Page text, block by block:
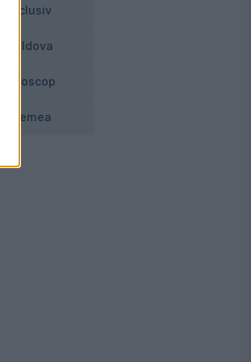
Exclusiv
Moldova
Horoscop
Vremea